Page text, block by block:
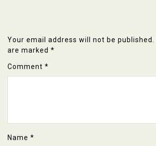
Your email address will not be published.
are marked *
Comment *
Name *